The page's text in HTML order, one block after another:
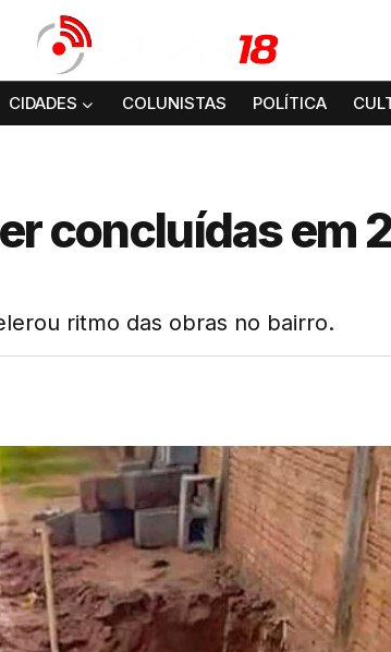
CIDADES COLUNISTAS POLÍTICA
concluídas em
ritmo das obras no bairro.